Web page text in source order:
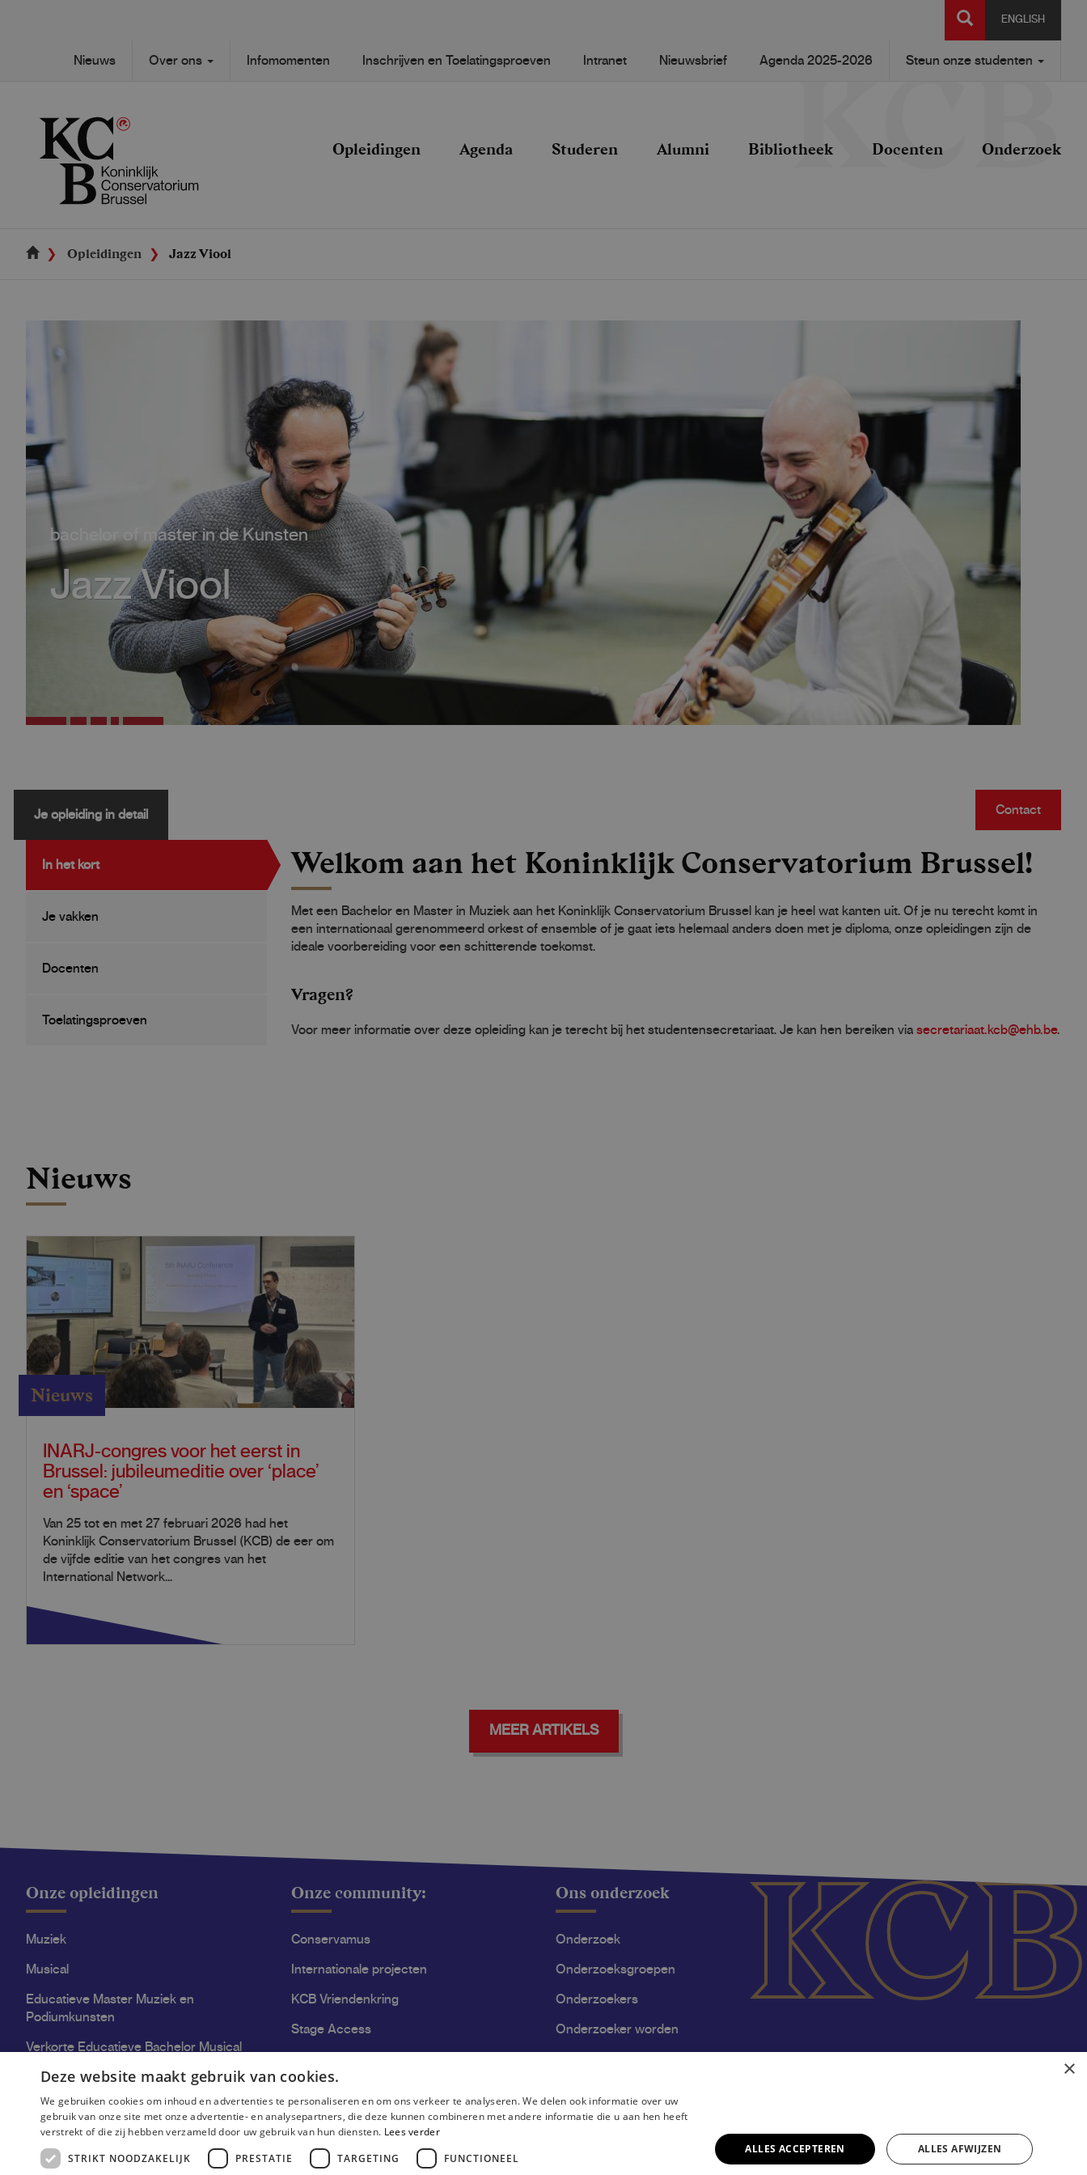
ENGLISH
SEARCH
Secondary
navigation
Nieuws Over ons Infomomenten Inschrijven en Toelatingsproeven Intranet Nieuwsbrief Agenda 2025-2026 Steun onze studenten
navigation
Opleidingen Agenda Studeren Alumni Bibliotheek Docenten Onderzoek
Opleidingen Jazz Viool
bachelor of master in de Kunsten
Jazz Viool
Je opleiding in detail
In het kort
Je vakken
Docenten
Toelatingsproeven
Contact
Welkom aan het Koninklijk Conservatorium Brussel!
Met een Bachelor en Master in Muziek aan het Koninklijk Conservatorium Brussel kan je heel wat kanten uit. Of je nu terecht komt in
een internationaal gerenommeerd orkest of ensemble of je gaat iets helemaal anders doen met je diploma, onze opleidingen zijn de
ideale voorbereiding voor een schitterende toekomst.
Vragen?
Voor meer informatie over deze opleiding kan je terecht bij het studentensecretariaat. Je kan hen bereiken via secretariaat.kcb@ehb.be.
Nieuws
Nieuws
INARJ-congres voor het eerst in
Brussel: jubileumeditie over ‘place’
en ‘space’
Van 25 tot en met 27 februari 2026 had het
Koninklijk Conservatorium Brussel (KCB) de eer om
de vijfde editie van het congres van het
International Network...
MEER ARTIKELS
Onze opleidingen
Muziek
Musical
Educatieve Master Muziek en
Podiumkunsten
Verkorte Educatieve Bachelor Musical
Kwaliteitsvol onderwijs aan het KCB
Onze community:
Conservamus
Internationale projecten
KCB Vriendenkring
Stage Access
Ons onderzoek
Onderzoek
Onderzoeksgroepen
Onderzoekers
Onderzoeker worden
×
Deze website maakt gebruik van cookies.
We gebruiken cookies om inhoud en advertenties te personaliseren en om ons verkeer te analyseren. We delen ook informatie over uw
gebruik van onze site met onze advertentie- en analysepartners, die deze kunnen combineren met andere informatie die u aan hen heeft
verstrekt of die zij hebben verzameld door uw gebruik van hun diensten. Lees verder
STRIKT NOODZAKELIJK
PRESTATIE TARGETING FUNCTIONEEL
ALLES ACCEPTEREN ALLES AFWIJZEN